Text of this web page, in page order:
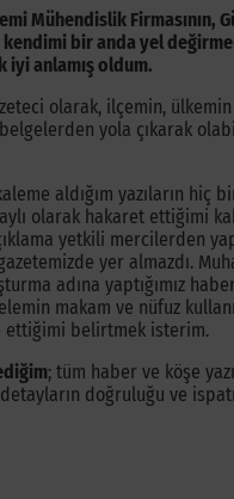
Mühendislik Firmasının,
bir anda yel
iyi anlamış oldum.
olarak, ilçemin,
yola çıkarak
aldığım yazıların
olarak hakaret ettiğimi
yetkili mercilerden
yer almazdı.
adına yaptığımız
makam ve nüfuz
ettiğimi belirtmek isterim.
; tüm haber ve köşe
doğruluğu ve